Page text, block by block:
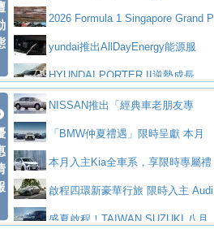
五位成員 全新 RANGE ROVER GT 預告登
場
造型華麗時尚、科技座艙再進化，P
eugeot 208小改款發表上市94.8萬起
／小時
返 1000 Miglia 傳承競速榮耀
法拉利首款純電跑車Luce亮相，最
大馬力超過1000匹並具備530公里最大續航
里程
小車大空間、座艙科技更先進，SK
ODA發表全新純電跨界休旅Eipq祭平民化車
價89萬起
賓士AMG.EA專屬平台首作，Merc
edes-AMG 全新GT 4-Door Coupe全球首發
福斯推出首款GTI純電性能掀背ID.
Polo GTI，擁有226匹馬力和零百加速 6.8
秒的實力
Jaguar 公布四門 GT車款正式車名
為JAGUAR TYPE 01
終於跟上進度，LEXUS發表首款三
排六座純電旗艦休旅 TZ
有錢也買不到的Golf R！福斯打造
全新Golf R 24h賽車將挑戰紐柏林24小時耐
SKODA公布全新小型純電跨界休旅
o 綜效輸出增至1,048匹
2026 Formula 1 Singapore Grand P
rix 新加坡大獎賽 Audi 極速之旅開放報名
yundai推出AllDayEnergy能源服
務 讓電動車化身行動儲能系統
HYUNDAI PORTER II逆勢成長，
勇奪中型貨車銷售冠軍
父親節霸氣獻禮！PGO 威力125 最
低入手價 $60,900 起 省油ｘ安全ｘ大空間
陪爸爸輕鬆
福斯商旅挺頭家 推出「德系質感 精
算圓夢」專案和運租車榮獲國家品牌玉山獎 以智
慧移動與綠能創新
Volvo Trucks 承諾成為高科技供應
鏈的可靠夥伴XFORCE攜手臺南祀典大天后宮 試
NISSAN推出「經典車老朋友專
案」 以匠人精神煥新珍品座駕
「BMW仲夏禮遇」限時呈獻 本月
入主即享尊榮豪華五星假期 多元優購方案
同步實施
本月入主Kia全車系，享限時專屬禮
遇 啟程四環新豪華行旅 限時入主 Audi
A6 旗艦陣容 低月付5,888元起及3 年乙式險
盛夏啟程！TAIWAN SUZUKI 八月